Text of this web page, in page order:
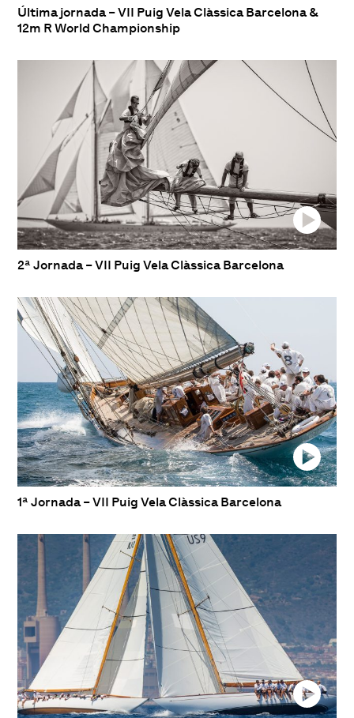
Última jornada – VII Puig Vela Clàssica Barcelona &
12m R World Championship
2ª Jornada – VII Puig Vela Clàssica Barcelona
1ª Jornada – VII Puig Vela Clàssica Barcelona